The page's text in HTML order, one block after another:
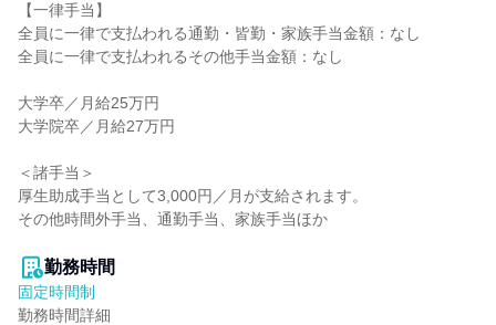
【一律手当】
全員に一律で支払われる通勤・皆勤・家族手当金額：なし
全員に一律で支払われるその他手当金額：なし
大学卒／月給25万円
大学院卒／月給27万円
＜諸手当＞
厚生助成手当として3,000円／月が支給されます。
その他時間外手当、通勤手当、家族手当ほか
勤務時間
固定時間制
勤務時間詳細